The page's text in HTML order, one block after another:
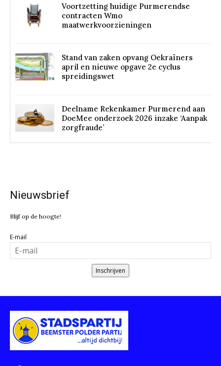
Voortzetting huidige Purmerendse
contracten Wmo
maatwerkvoorzieningen
Stand van zaken opvang Oekraïners
april en nieuwe opgave 2e cyclus
spreidingswet
Deelname Rekenkamer Purmerend aan
DoeMee onderzoek 2026 inzake ‘Aanpak
zorgfraude’
Nieuwsbrief
Blijf op de hoogte!
E-mail
Inschrijven